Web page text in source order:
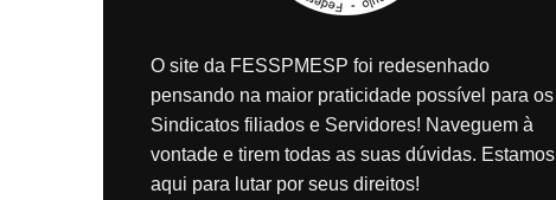
O site da FESSPMESP foi redesenhado
pensando na maior praticidade possível para os
Sindicatos filiados e Servidores! Naveguem à
vontade e tirem todas as suas dúvidas. Estamos
aqui para lutar por seus direitos!